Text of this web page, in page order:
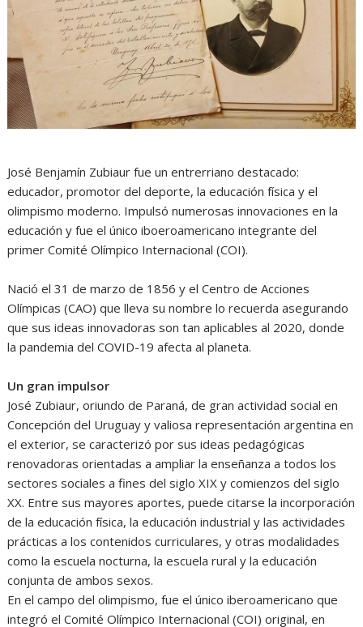
José Benjamín Zubiaur fue un entrerriano destacado:
educador, promotor del deporte, la educación física y el
olimpismo moderno. Impulsó numerosas innovaciones en la
educación y fue el único iboeroamericano integrante del
primer Comité Olímpico Internacional (COI).
Nació el 31 de marzo de 1856 y el Centro de Acciones
Olímpicas (CAO) que lleva su nombre lo recuerda asegurando
que sus ideas innovadoras son tan aplicables al 2020, donde
la pandemia del COVID-19 afecta al planeta.
Un gran impulsor
José Zubiaur, oriundo de Paraná, de gran actividad social en
Concepción del Uruguay y valiosa representación argentina en
el exterior, se caracterizó por sus ideas pedagógicas
renovadoras orientadas a ampliar la enseñanza a todos los
sectores sociales a fines del siglo XIX y comienzos del siglo
XX. Entre sus mayores aportes, puede citarse la incorporación
de la educación física, la educación industrial y las actividades
prácticas a los contenidos curriculares, y otras modalidades
como la escuela nocturna, la escuela rural y la educación
conjunta de ambos sexos.
En el campo del olimpismo, fue el único iberoamericano que
integró el Comité Olímpico Internacional (COI) original, en